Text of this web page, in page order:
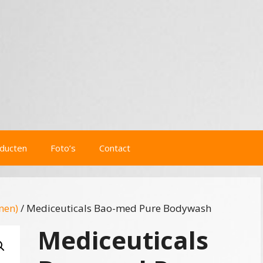
Foto’s Contact
/ Mediceuticals Bao-med Pure Bodywash
Mediceuticals